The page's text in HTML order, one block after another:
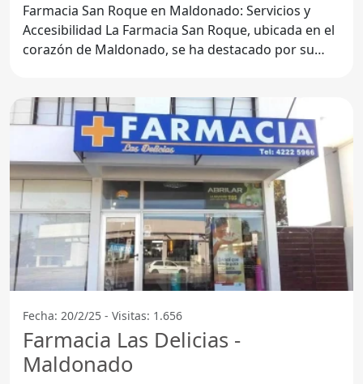
Farmacia San Roque en Maldonado: Servicios y
Accesibilidad La Farmacia San Roque, ubicada en el
corazón de Maldonado, se ha destacado por su
Fecha: 20/2/25 - Visitas: 1.656
Farmacia Las Delicias -
Maldonado